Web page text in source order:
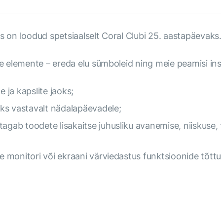
on loodud spetsiaalselt Coral Clubi 25. aastapäevaks.
– ereda elu sümboleid ning meie peamisi
ja kapslite jaoks;
vastavalt nädalapäevadele;
toodete lisakaitse juhusliku avanemise, niiskuse,
monitori või ekraani värviedastus funktsioonide